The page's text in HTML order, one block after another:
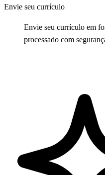
Envie seu currículo
Envie seu currículo em
processado com